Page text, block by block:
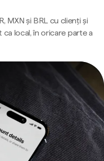
MXN și BRL cu clienți și
local, în oricare parte a